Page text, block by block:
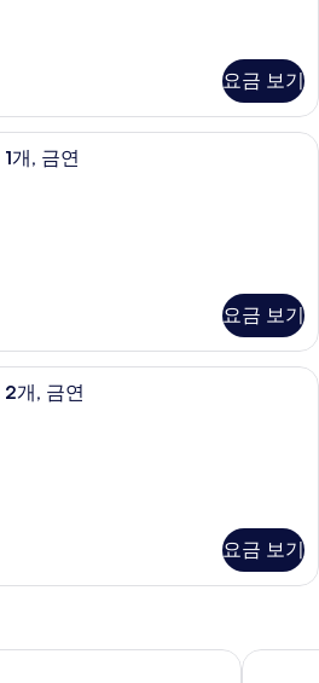
요금 보기
스탠다드룸, 킹사이즈침대 1개, 금연 |
개, 금연
요금 보기
스탠다드룸, 퀸사이즈침대 2개, 금연 |
개, 금연
요금 보기
버짓 모